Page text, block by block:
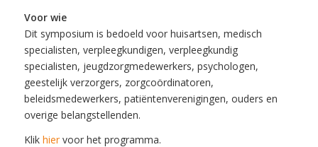
Voor wie
Dit symposium is bedoeld voor huisartsen, medisch
specialisten, verpleegkundigen, verpleegkundig
specialisten, jeugdzorgmedewerkers, psychologen,
geestelijk verzorgers, zorgcoördinatoren,
beleidsmedewerkers, patiëntenverenigingen, ouders en
overige belangstellenden.
Klik hiervoor het programma.